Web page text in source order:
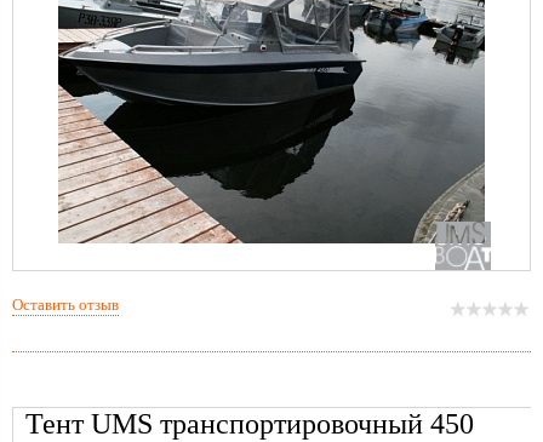
Тент UMS транспортировочный 450
Оставить отзыв